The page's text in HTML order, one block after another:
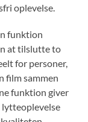
oplevelse.
funktion
at tilslutte to
for personer,
film sammen
funktion giver
lytteoplevelse